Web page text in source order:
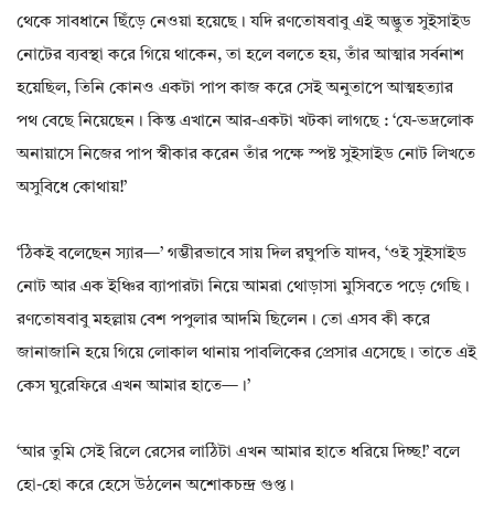
থেকে সাবধানে ছিঁড়ে নেওয়া হয়েছে। যদি রণতোষবাবু এই অদ্ভুত সুইসাইড
নোটের ব্যবস্থা করে গিয়ে থাকেন, তা হলে বলতে হয়, তাঁর আত্মার সর্বনাশ
হয়েছিল, তিনি কোনও একটা পাপ কাজ করে সেই অনুতাপে আত্মহত্যার
পথ বেছে নিয়েছেন। কিন্ত এখানে আর-একটা খটকা লাগছে : ‘যে-ভদ্রলোক
অনায়াসে নিজের পাপ স্বীকার করেন তাঁর পক্ষে স্পষ্ট সুইসাইড নোট লিখতে
অসুবিধে কোথায়!’
‘ঠিকই বলেছেন স্যার—’ গম্ভীরভাবে সায় দিল রঘুপতি যাদব, ‘ওই সুইসাইড
নোট আর এক ইঞ্চির ব্যাপারটা নিয়ে আমরা থোড়াসা মুসিবতে পড়ে গেছি।
রণতোষবাবু মহল্লায় বেশ পপুলার আদমি ছিলেন। তো এসব কী করে
জানাজানি হয়ে গিয়ে লোকাল থানায় পাবলিকের প্রেসার এসেছে। তাতে এই
কেস ঘুরেফিরে এখন আমার হাতে—।’
‘আর তুমি সেই রিলে রেসের লাঠিটা এখন আমার হাতে ধরিয়ে দিচ্ছ!’ বলে
হো-হো করে হেসে উঠলেন অশোকচন্দ্র গুপ্ত।